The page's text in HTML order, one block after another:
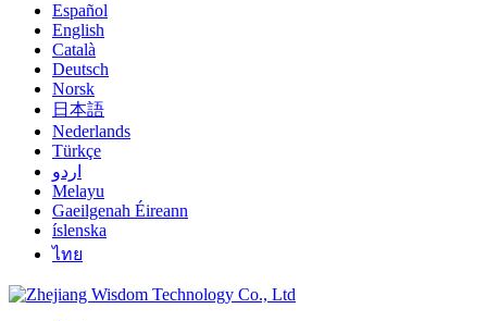
Español
English
Català
Deutsch
Norsk
日本語
Nederlands
Türkçe
اردو
Melayu
Gaeilgenah Éireann
íslenska
ไทย